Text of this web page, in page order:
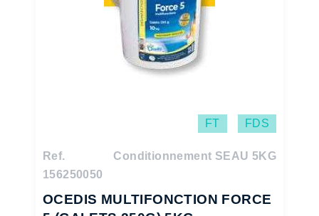
FT FDS
Ref.
156250050
Conditionnement SEAU 5KG
OCEDIS MULTIFONCTION FORCE